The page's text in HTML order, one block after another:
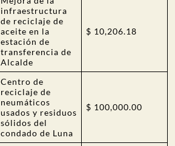
infraestructura
de reciclaje de
aceite en la
estación de
transferencia de
Alcalde
$ 10,206.18
Centro de
reciclaje de
neumáticos
usados y residuos
sólidos del
condado de Luna
$ 100,000.00